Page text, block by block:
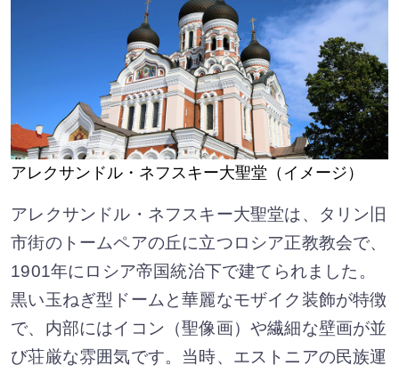
アレクサンドル・ネフスキー大聖堂（イメージ）
アレクサンドル・ネフスキー大聖堂は、タリン旧
市街のトームペアの丘に立つロシア正教教会で、
1901年にロシア帝国統治下で建てられました。
黒い玉ねぎ型ドームと華麗なモザイク装飾が特徴
で、内部にはイコン（聖像画）や繊細な壁画が並
び荘厳な雰囲気です。当時、エストニアの民族運